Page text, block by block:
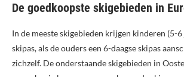
De goedkoopste skigebieden in
In de meeste skigebieden krijgen kinderen (5-
skipas, als de ouders een 6-daagse skipas
zichzelf. De onderstaande skigebieden in